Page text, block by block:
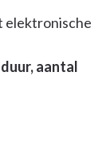
elektronische
aantal